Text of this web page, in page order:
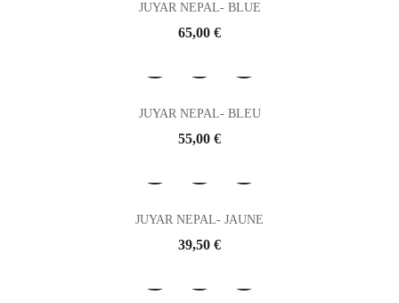
JUYAR NEPAL- BLUE
Prix
65,00 €
JUYAR NEPAL- BLEU
Prix
55,00 €
JUYAR NEPAL- JAUNE
Prix
39,50 €